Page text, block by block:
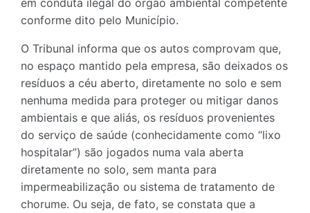
conforme dito pelo Município.
O Tribunal informa que os autos comprovam que,
no espaço mantido pela empresa, são deixados os
resíduos a céu aberto, diretamente no solo e sem
nenhuma medida para proteger ou mitigar danos
ambientais e que aliás, os resíduos provenientes
do serviço de saúde (conhecidamente como “lixo
hospitalar”) são jogados numa vala aberta
diretamente no solo, sem manta para
impermeabilização ou sistema de tratamento de
chorume. Ou seja, de fato, se constata que a